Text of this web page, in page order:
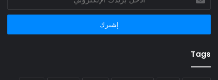
بريدك
الإلكتروني
Tags